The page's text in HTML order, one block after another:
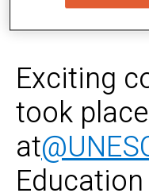
Exciting
took
at